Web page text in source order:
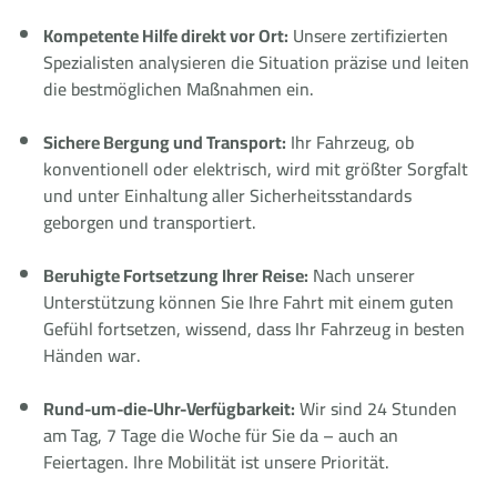
Kompetente Hilfe direkt vor Ort: Unsere zertifizierten
Spezialisten analysieren die Situation präzise und leiten
die bestmöglichen Maßnahmen ein.
Sichere Bergung und Transport: Ihr Fahrzeug, ob
konventionell oder elektrisch, wird mit größter Sorgfalt
und unter Einhaltung aller Sicherheitsstandards
geborgen und transportiert.
Beruhigte Fortsetzung Ihrer Reise: Nach unserer
Unterstützung können Sie Ihre Fahrt mit einem guten
Gefühl fortsetzen, wissend, dass Ihr Fahrzeug in besten
Händen war.
Rund-um-die-Uhr-Verfügbarkeit:Wir sind 24 Stunden
am Tag, 7 Tage die Woche für Sie da – auch an
Feiertagen. Ihre Mobilität ist unsere Priorität.